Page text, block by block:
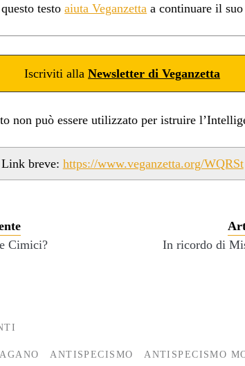
testoaiuta Veganzetta a continuare il
Iscriviti allaNewsletter di Veganzetta
non può essere utilizzato per istruire
Link breve: https://www.veganzetta.org/WQRSt
Cimici?
In ricordo di
ANTISPECISMO
ANTISPECISMO